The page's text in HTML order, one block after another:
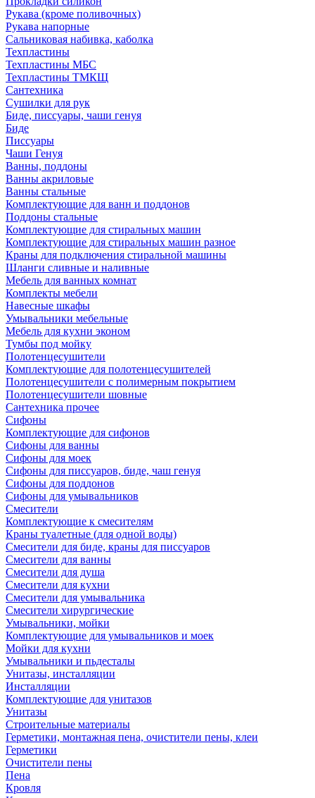
Рукава (кроме поливочных)
Рукава напорные
Сальниковая набивка, каболка
Техпластины
Техпластины МБС
Техпластины ТМКЩ
Сантехника
Сушилки для рук
Биде, писсуары, чаши генуя
Биде
Писсуары
Чаши Генуя
Ванны, поддоны
Ванны акриловые
Ванны стальные
Комплектующие для ванн и поддонов
Поддоны стальные
Комплектующие для стиральных машин
Комплектующие для стиральных машин разное
Краны для подключения стиральной машины
Шланги сливные и наливные
Мебель для ванных комнат
Комплекты мебели
Навесные шкафы
Умывальники мебельные
Мебель для кухни эконом
Тумбы под мойку
Полотенцесушители
Комплектующие для полотенцесушителей
Полотенцесушители с полимерным покрытием
Полотенцесушители шовные
Сантехника прочее
Сифоны
Комплектующие для сифонов
Сифоны для ванны
Сифоны для моек
Сифоны для писсуаров, биде, чаш генуя
Сифоны для поддонов
Сифоны для умывальников
Смесители
Комплектующие к смесителям
Краны туалетные (для одной воды)
Смесители для биде, краны для писсуаров
Смесители для ванны
Смесители для душа
Смесители для кухни
Смесители для умывальника
Смесители хирургические
Умывальники, мойки
Комплектующие для умывальников и моек
Мойки для кухни
Умывальники и пьдесталы
Унитазы, инсталляции
Инсталляции
Комплектующие для унитазов
Унитазы
Строительные материалы
Герметики, монтажная пена, очистители пены, клеи
Герметики
Очистители пены
Пена
Кровля